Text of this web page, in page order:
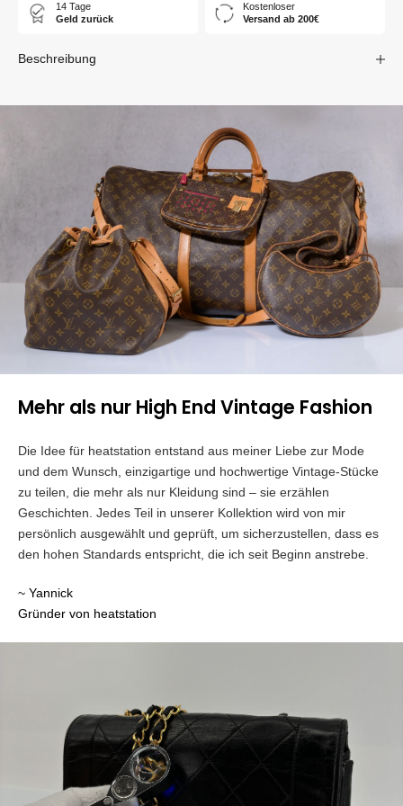
14 Tage
Geld zurück
Kostenloser
Versand ab 200€
Beschreibung
Mehr als nur High End Vintage Fashion
Die Idee für heatstation entstand aus meiner Liebe zur Mode
und dem Wunsch, einzigartige und hochwertige Vintage-Stücke
zu teilen, die mehr als nur Kleidung sind – sie erzählen
Geschichten. Jedes Teil in unserer Kollektion wird von mir
persönlich ausgewählt und geprüft, um sicherzustellen, dass es
den hohen Standards entspricht, die ich seit Beginn anstrebe.
~ Yannick
Gründer von heatstation